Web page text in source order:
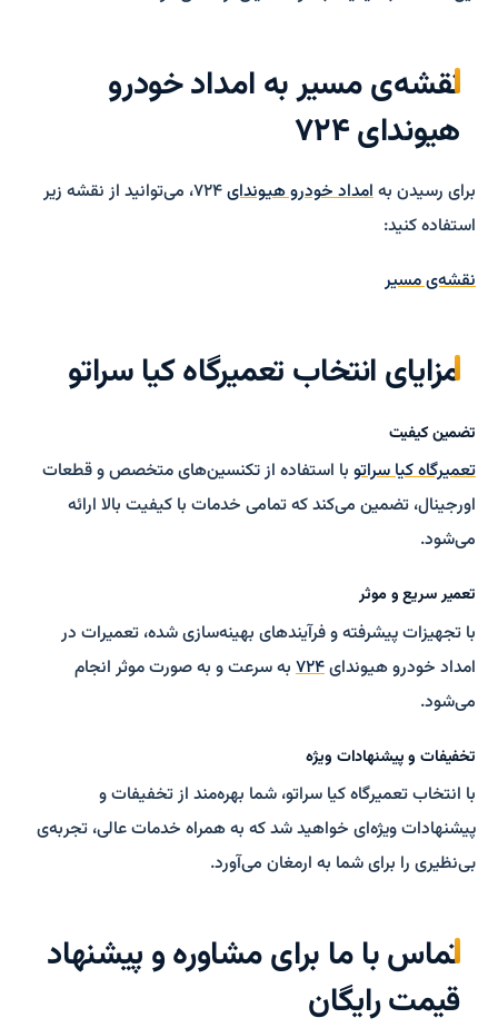
نقشه‌ی مسیر به امداد خودرو
هیوندای ۷۲۴
برای رسیدن بهامداد خودرو هیوندای
۷۲۴، می‌توانید از نقشه زیر
استفاده کنید:
نقشه‌ی مسیر
مزایای انتخاب تعمیرگاه کیا سراتو
تضمین کیفیت
تعمیرگاه کیا سراتو با استفاده از تکنسین‌های متخصص و قطعات
اورجینال، تضمین می‌کند که تمامی خدمات با کیفیت بالا ارائه
می‌شود.
تعمیر سریع و موثر
با تجهیزات پیشرفته و فرآیندهای بهینه‌سازی شده، تعمیرات در
امداد خودرو هیوندای۷۲۴ به سرعت و به صورت موثر انجام
می‌شود.
تخفیفات و پیشنهادات ویژه
با انتخاب تعمیرگاه کیا سراتو، شما بهره‌مند از تخفیفات و
پیشنهادات ویژه‌ای خواهید شد که به همراه خدمات عالی، تجربه‌ی
بی‌نظیری را برای شما به ارمغان می‌آورد.
تماس با ما برای مشاوره و پیشنهاد
قیمت رایگان